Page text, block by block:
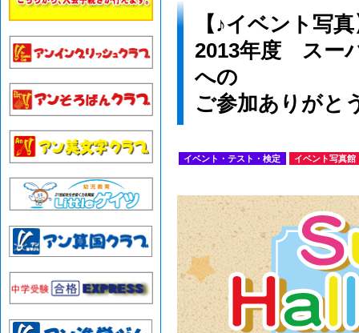
【♪イベント写
2013年度 スー
への
ご参加ありがと
イベント・テスト・検定 イベント写真館